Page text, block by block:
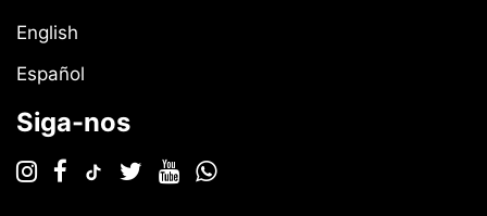
English
Español
Siga-nos